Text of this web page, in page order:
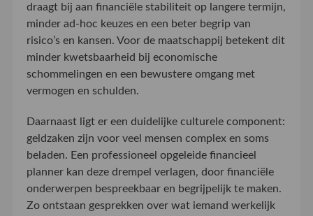
draagt bij aan financiële stabiliteit op langere termijn,
minder ad-hoc keuzes en een beter begrip van
risico’s en kansen. Voor de maatschappij betekent dit
minder kwetsbaarheid bij economische
schommelingen en een bewustere omgang met
vermogen en schulden.
Daarnaast ligt er een duidelijke culturele component:
geldzaken zijn voor veel mensen complex en soms
beladen. Een professioneel opgeleide financieel
planner kan deze drempel verlagen, door financiële
onderwerpen bespreekbaar en begrijpelijk te maken.
Zo ontstaan gesprekken over wat iemand werkelijk